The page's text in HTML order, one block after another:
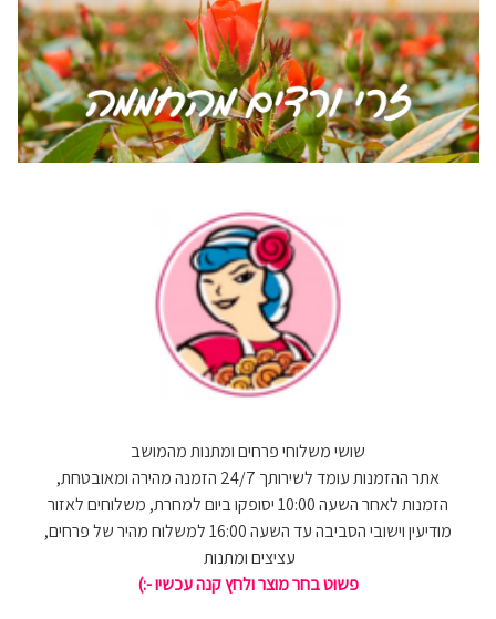
שושי משלוחי פרחים ומתנות מהמושב
אתר ההזמנות עומד לשירותך 24/7 הזמנה מהירה ומאובטחת,
הזמנות לאחר השעה 10:00 יסופקו ביום למחרת, משלוחים לאזור
מודיעין וישובי הסביבה עד השעה 16:00 למשלוח מהיר של פרחים,
עציצים ומתנות
פשוט בחר מוצר ולחץ קנה עכשיו -:)